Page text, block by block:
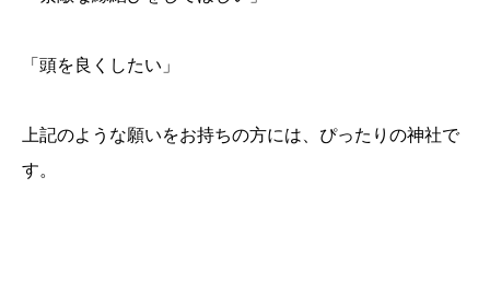
「頭を良くしたい」
上記のような願いをお持ちの方には、ぴったりの神社で
す。